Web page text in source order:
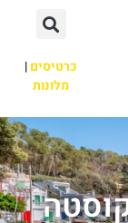
כרטיסים|
מלונות